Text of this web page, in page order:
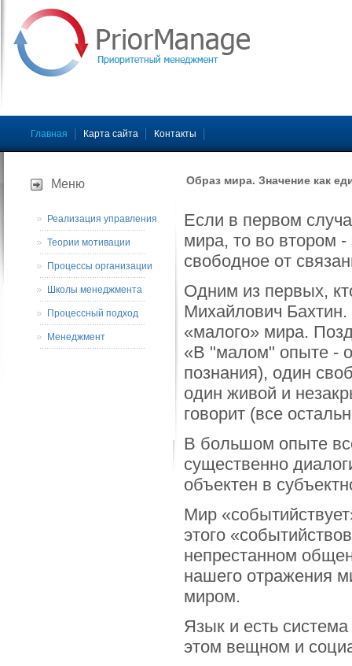
Главная Карта сайта Контакты
Образ мира. Значение как
Если в первом
мира, то во втором -
свободное от
Одним из первых,
Михайлович Бахтин.
«малого» мира.
«В "малом" опыте -
познания), один
один живой и
говорит (все
В большом опыте
существенно
объектен в
Мир
этого
непрестанном
нашего отражения
миром.
Язык и есть
этом вещном и
Меню
Реализация управления
Теории мотивации
Процессы организации
Школы менеджмента
Процессный подход
Менеджмент